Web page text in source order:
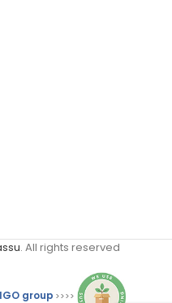
. All rights reserved
group >>>>